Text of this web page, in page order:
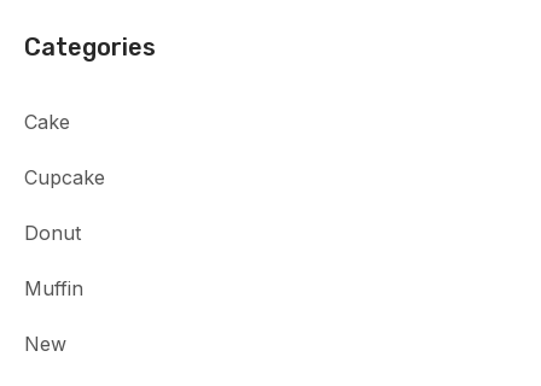
Categories
Cake
Cupcake
Donut
Muffin
New